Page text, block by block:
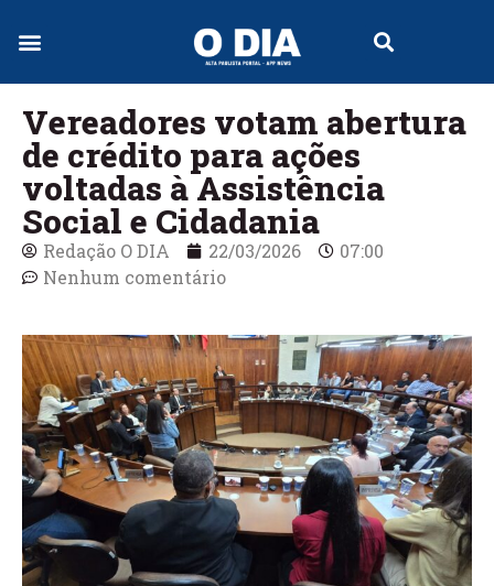
Vereadores votam abertura
de crédito para ações
voltadas à Assistência
Social e Cidadania
Redação O DIA 22/03/2026
07:00
Nenhum comentário